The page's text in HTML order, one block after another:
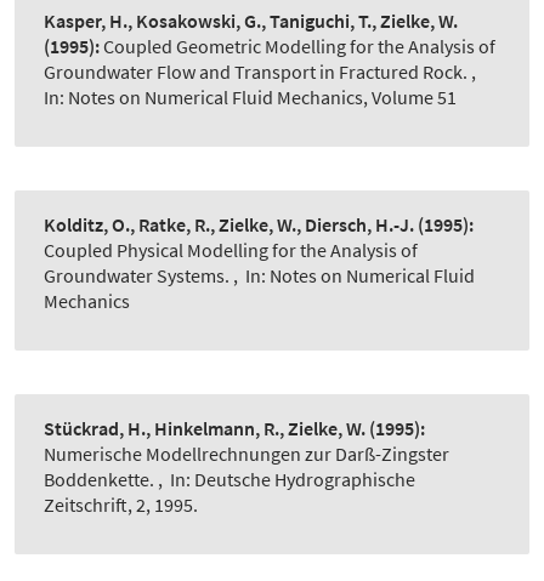
Kasper, H., Kosakowski, G., Taniguchi, T., Zielke, W.
(1995):Coupled Geometric Modelling for the Analysis of
Groundwater Flow and Transport in Fractured Rock. ,
In: Notes on Numerical Fluid Mechanics, Volume 51
Kolditz, O., Ratke, R., Zielke, W., Diersch, H.-J. (1995):
Coupled Physical Modelling for the Analysis of
Groundwater Systems. , In: Notes on Numerical Fluid
Mechanics
Stückrad, H., Hinkelmann, R., Zielke, W. (1995):
Numerische Modellrechnungen zur Darß-Zingster
Boddenkette. , In: Deutsche Hydrographische
Zeitschrift, 2, 1995.